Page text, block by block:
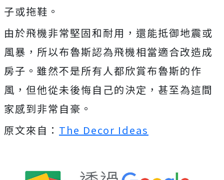
子或拖鞋。
由於飛機非常堅固和耐用，還能抵御地震或
風暴，所以布魯斯認為飛機相當適合改造成
房子。雖然不是所有人都欣賞布魯斯的作
風，但他從未後悔自己的決定，甚至為這間
家感到非常自豪。
原文來自： The Decor Ideas